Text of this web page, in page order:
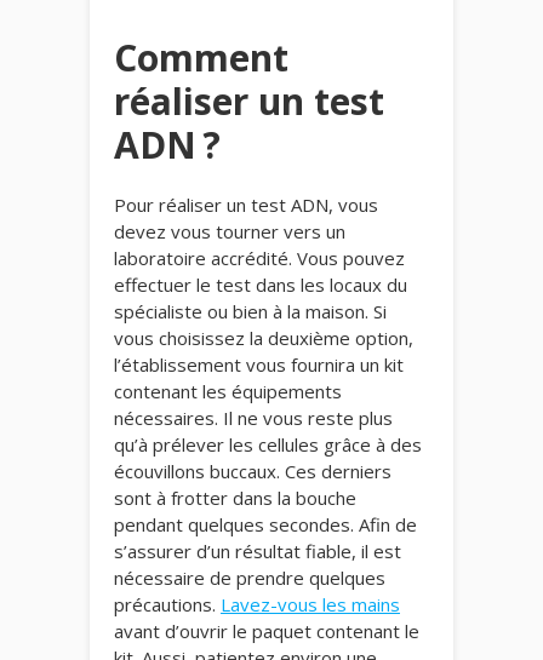
Comment
réaliser un test
ADN ?
Pour réaliser un test ADN, vous
devez vous tourner vers un
laboratoire accrédité. Vous pouvez
effectuer le test dans les locaux du
spécialiste ou bien à la maison. Si
vous choisissez la deuxième option,
l’établissement vous fournira un kit
contenant les équipements
nécessaires. Il ne vous reste plus
qu’à prélever les cellules grâce à des
écouvillons buccaux. Ces derniers
sont à frotter dans la bouche
pendant quelques secondes. Afin de
s’assurer d’un résultat fiable, il est
nécessaire de prendre quelques
précautions. Lavez-vous les mains
avant d’ouvrir le paquet contenant le